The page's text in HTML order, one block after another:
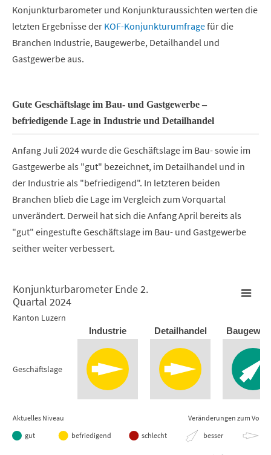
Konjunkturbarometer und Konjunkturaussichten werten die
letzten Ergebnisse der KOF-Konjunkturumfragefür die
Branchen Industrie, Baugewerbe, Detailhandel und
Gastgewerbe aus.
Gute Geschäftslage im Bau- und Gastgewerbe –
befriedigende Lage in Industrie und Detailhandel
Anfang Juli 2024 wurde die Geschäftslage im Bau- sowie im
Gastgewerbe als "gut" bezeichnet, im Detailhandel und in
der Industrie als "befriedigend". In letzteren beiden
Branchen blieb die Lage im Vergleich zum Vorquartal
unverändert. Derweil hat sich die Anfang April bereits als
"gut" eingestufte Geschäftslage im Bau- und Gastgewerbe
seither weiter verbessert.
Konjunkturbarometer Ende 2. Quartal 2024
View as data table, Konjunkturbarometer Ende 2. Quartal
Geschäftslage
Industrie Detailhandel
Aktuelles Niveau
Veränderungen zum
gut
befriedigend schlecht besser
Konjunkturbarometer Ende 2.
Quartal 2024
Kanton Luzern